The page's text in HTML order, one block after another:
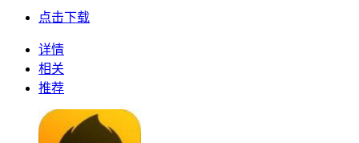
点击下载
详情
相关
推荐